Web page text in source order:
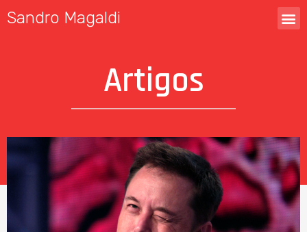
Sandro Magaldi
Artigos